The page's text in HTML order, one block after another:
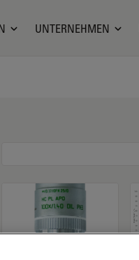
UNTERNEHMEN